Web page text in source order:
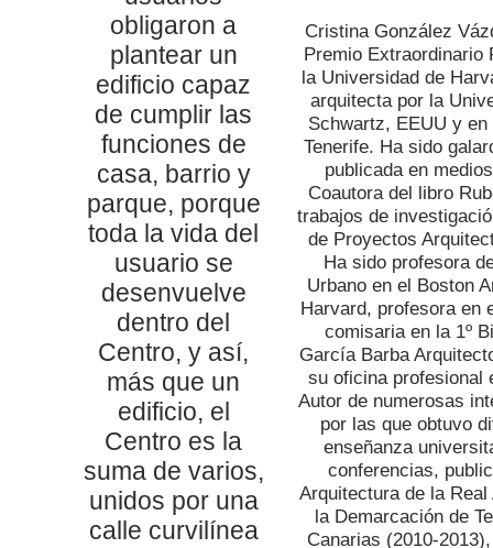
obligaron a
plantear un
edificio capaz
de cumplir las
funciones de
casa, barrio y
parque, porque
toda la vida del
usuario se
desenvuelve
dentro del
Centro, y así,
más que un
edificio, el
Centro es la
suma de varios,
unidos por una
calle curvilínea
Cristina González
Premio Extraordinario
la Universidad de
arquitecta por la
Schwartz, EEUU y
Tenerife. Ha sido
publicada en
Coautora del libro
trabajos de
de Proyectos
Ha sido profesora
Urbano en el Boston
Harvard, profesora en
comisaria en la 1º
García Barba
su oficina profesional
Autor de numerosas
por las que obtuvo
enseñanza
conferencias,
Arquitectura de la
la Demarcación de
Canarias (2010-